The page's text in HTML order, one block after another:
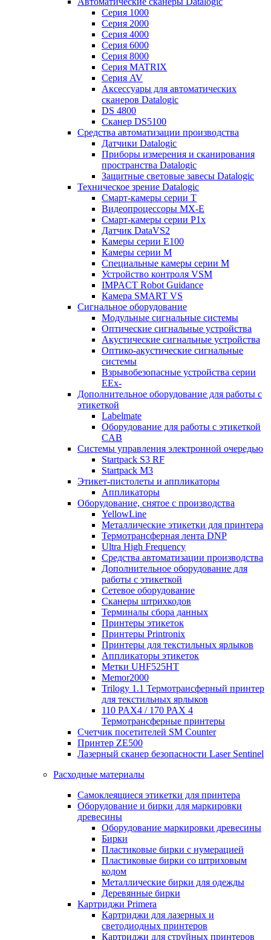
Серия 1000
Серия 2000
Серия 4000
Серия 6000
Серия 8000
Серия MATRIX
Серия AV
Аксессуары для автоматических
сканеров Datalogic
DS 4800
Сканер DS5100
Средства автоматизации производства
Датчики Datalogic
Приборы измерения и сканирования
пространства Datalogic
Защитные световые завесы Datalogic
Техническое зрение Datalogic
Смарт-камеры серии T
Видеопроцессоры MX-E
Смарт-камеры серии P1x
Датчик DataVS2
Камеры серии E100
Камеры серии M
Специальные камеры серии M
Устройство контроля VSM
IMPACT Robot Guidance
Камера SMART VS
Cигнальное оборудование
Модульные сигнальные системы
Оптические сигнальные устройства
Акустические сигнальные устройства
Оптико-акустические сигнальные
системы
Взрывобезопасные устройства серии
EEx-
Дополнительное оборудование для работы с
этикеткой
Labelmate
Оборудование для работы с этикеткой
CAB
Системы управления электронной очередью
Startpack S3 RF
Startpack M3
Этикет-пистолеты и аппликаторы
Аппликаторы
Оборудование, снятое с производства
YellowLine
Металлические этикетки для принтера
Термотрансферная лента DNP
Ultra High Frequency
Средства автоматизации производства
Дополнительное оборудование для
работы с этикеткой
Сетевое оборудование
Сканеры штрихкодов
Терминалы сбора данных
Принтеры этикеток
Принтеры Printronix
Принтеры для текстильных ярлыков
Аппликаторы этикеток
Метки UHF525HT
Memor2000
Trilogy 1.1 Термотрансферный принтер
для текстильных ярлыков
110 PAX4 / 170 PAX 4
Термотрансферные принтеры
Счетчик посетителей SM Counter
Принтер ZE500
Лазерный сканер безопасности Laser Sentinel
Расходные материалы
Самоклеящиеся этикетки для принтера
Оборудование и бирки для маркировки
древесины
Оборудование маркировки древесины
Бирки
Пластиковые бирки с нумерацией
Пластиковые бирки со штриховым
кодом
Металлические бирки для одежды
Деревянные бирки
Картриджи Primera
Картриджи для лазерных и
светодиодных принтеров
Картриджи для струйных принтеров